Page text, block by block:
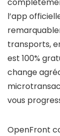
l’app
transports,
est 100%
change
vous
OpenFront